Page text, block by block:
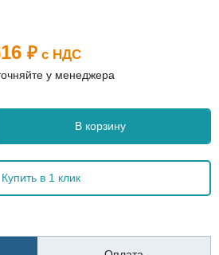
₽ с НДС
у менеджера
В корзину
Купить в 1 клик